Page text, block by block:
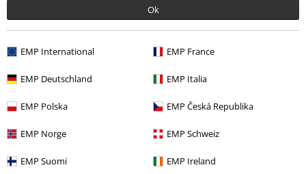
Ok
EMP International EMP France
EMP Deutschland EMP Italia
EMP Polska EMP Česká Republika
EMP Norge EMP Schweiz
EMP Suomi EMP Ireland
Ontwerp
Pasvorm